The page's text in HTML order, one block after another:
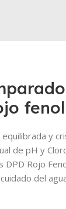
fenol
y
de pH y
Rojo
del